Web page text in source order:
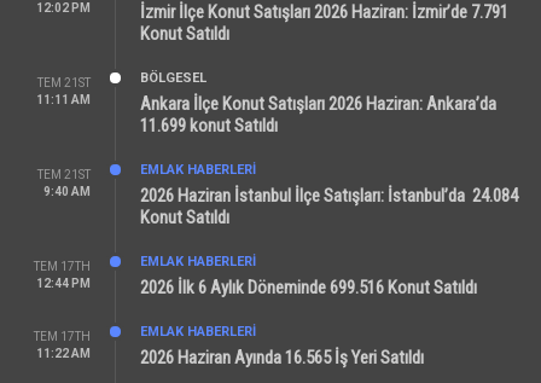
12:02 PM
İzmir İlçe Konut Satışları 2026 Haziran: İzmir’de 7.791
Konut Satıldı
TEM 21ST
11:11 AM
BÖLGESEL
Ankara İlçe Konut Satışları 2026 Haziran: Ankara’da
11.699 konut Satıldı
TEM 21ST
9:40 AM
EMLAK HABERLERI
2026 Haziran İstanbul İlçe Satışları: İstanbul’da 24.084
Konut Satıldı
TEM 17TH
12:44 PM
EMLAK HABERLERI
2026 İlk 6 Aylık Döneminde 699.516 Konut Satıldı
TEM 17TH
11:22 AM
EMLAK HABERLERI
2026 Haziran Ayında 16.565 İş Yeri Satıldı